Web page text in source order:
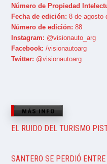
Número de Propiedad
Fecha de edición: 8 de agosto
Número de edición: 88
Instagram: @visionauto_arg
Facebook: /visionautoarg
Twitter: @visionautoarg
MÁS INFO
EL RUIDO DEL TURISMO
SANTERO SE PERDIÓ